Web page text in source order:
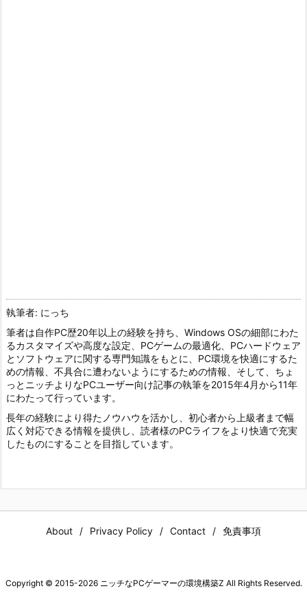
執筆者: にっち
筆者は自作PC歴20年以上の経験を持ち、Windows OSの細部にわた
るカスタマイズや高度な設定、PCゲームの最適化、PCハードウェア
とソフトウェアに関する専門知識をもとに、PC環境を快適にするた
めの情報、不具合に遭わないようにするための情報、そして、ちょ
っとニッチよりなPCユーザー向け記事の執筆を2015年4月から11年
にわたって行っています。
長年の経験により得たノウハウを活かし、初心者から上級者まで幅
広く対応できる情報を提供し、読者様のPCライフをより快適で充実
したものにすることを目指しています。
About Privacy Policy Contact 免責事項
Copyright © 2015-2026 ニッチなPCゲーマーの環境構築Z All Rights Reserved.